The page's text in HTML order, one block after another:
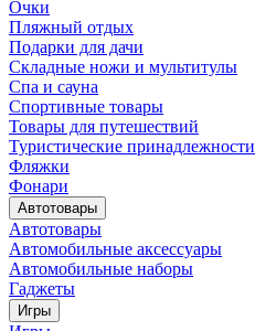
Очки
Пляжный отдых
Подарки для дачи
Складные ножи и мультитулы
Спа и сауна
Спортивные товары
Товары для путешествий
Туристические принадлежности
Фляжки
Фонари
Автотовары
Автотовары
Автомобильные аксессуары
Автомобильные наборы
Гаджеты
Игры